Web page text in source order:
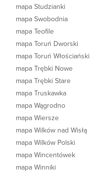
mapa Studzianki
mapa Swobodnia
mapa Teofile
mapa Toruń Dworski
mapa Toruń Włościański
mapa Trębki Nowe
mapa Trębki Stare
mapa Truskawka
mapa Wągrodno
mapa Wiersze
mapa Wilków nad Wisłą
mapa Wilków Polski
mapa Wincentówek
mapa Winniki